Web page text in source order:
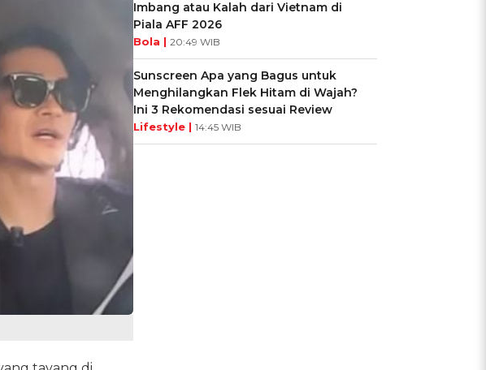
Imbang atau Kalah dari Vietnam di
Piala AFF 2026
Bola | 20:49 WIB
Sunscreen Apa yang Bagus untuk
Menghilangkan Flek Hitam di Wajah?
Ini 3 Rekomendasi sesuai Review
Lifestyle | 14:45 WIB